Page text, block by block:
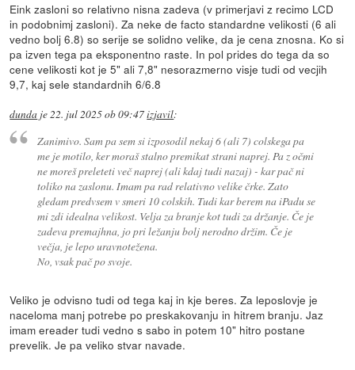
Eink zasloni so relativno nisna zadeva (v primerjavi z recimo LCD
in podobnimj zasloni). Za neke de facto standardne velikosti (6 ali
vedno bolj 6.8) so serije se solidno velike, da je cena znosna. Ko si
pa izven tega pa eksponentno raste. In pol prides do tega da so
cene velikosti kot je 5" ali 7,8" nesorazmerno visje tudi od vecjih
9,7, kaj sele standardnih 6/6.8
dunda je22. jul 2025 ob 09:47izjavil:
Zanimivo. Sam pa sem si izposodil nekaj 6 (ali 7) colskega pa
me je motilo, ker moraš stalno premikat strani naprej. Pa z očmi
ne moreš preleteti več naprej (ali kdaj tudi nazaj) - kar pač ni
toliko na zaslonu. Imam pa rad relativno velike črke. Zato
gledam predvsem v smeri 10 colskih. Tudi kar berem na iPadu se
mi zdi idealna velikost. Velja za branje kot tudi za držanje. Če je
zadeva premajhna, jo pri ležanju bolj nerodno držim. Če je
večja, je lepo uravnotežena.
No, vsak pač po svoje.
Veliko je odvisno tudi od tega kaj in kje beres. Za leposlovje je
naceloma manj potrebe po preskakovanju in hitrem branju. Jaz
imam ereader tudi vedno s sabo in potem 10" hitro postane
prevelik. Je pa veliko stvar navade.